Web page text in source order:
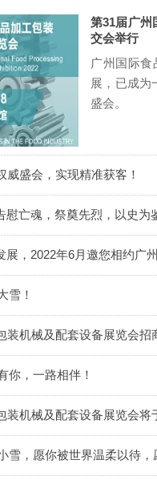
第31届广州
交会举行
广州国际
展，已成为
盛会。
威盛会，实现精准获客！
慰亡魂，祭奠先烈，以史为
展，2022年6月邀您相约广
雪！
装机械及配套设备展览会招
你，一路相伴！
装机械及配套设备展览会将
雪，愿你被世界温柔以待